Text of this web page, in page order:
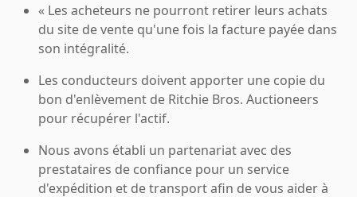
« Les acheteurs ne pourront retirer leurs achats
du site de vente qu'une fois la facture payée dans
son intégralité.
Les conducteurs doivent apporter une copie du
bon d'enlèvement de Ritchie Bros. Auctioneers
pour récupérer l'actif.
Nous avons établi un partenariat avec des
prestataires de confiance pour un service
d'expédition et de transport afin de vous aider à